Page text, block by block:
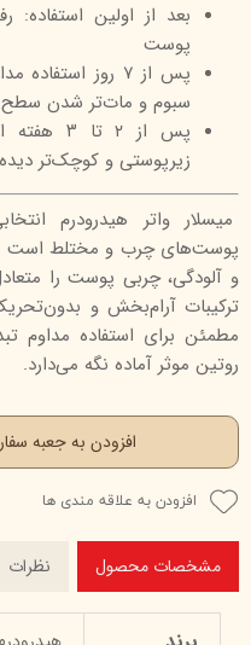
بعد از اولین
پوست
پس از ۷ روز
سبوم و مات‌تر شدن
پس از
زیرپوستی و کوچک‌تر
میسلار واتر هیدرودرم
پوست‌های چرب و مختلط است
و آلودگی، چربی پوست را
ترکیبات آرام‌بخش و
مطمئن برای استفاده مداوم
روتین موثر آماده نگه می‌دارد.
افزودن به جعبه
افزودن به علاقه مندی ها
مشخصات محصول نظرات